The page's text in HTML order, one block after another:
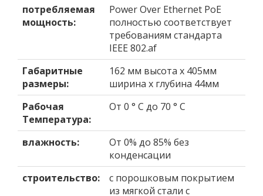
потребляемая
мощность:
Power Over Ethernet PoE
полностью соответствует
требованиям стандарта
IEEE 802.af
Габаритные
размеры:
162 мм высота х 405мм
ширина х глубина 44мм
Рабочая
Температура:
От 0 ° C до 70 ° C
влажность:
От 0% до 85% без
конденсации
строительство:
с порошковым покрытием
из мягкой стали с